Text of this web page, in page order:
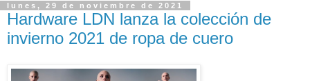
lunes, 29 de noviembre de 2021
Hardware LDN lanza la colección de
invierno 2021 de ropa de cuero